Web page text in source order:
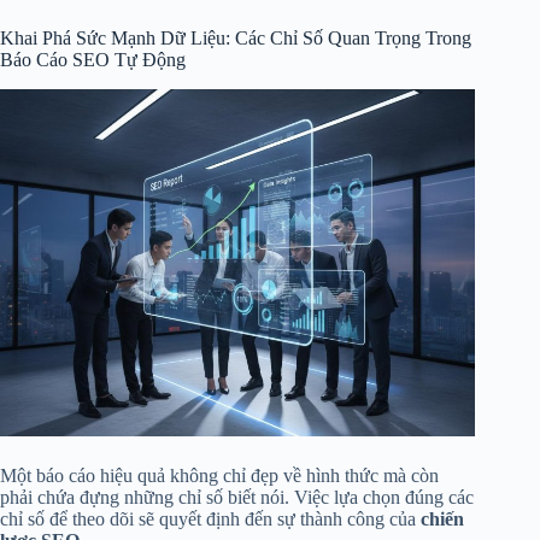
Khai Phá Sức Mạnh Dữ Liệu: Các Chỉ Số Quan Trọng Trong
Báo Cáo SEO Tự Động
Một báo cáo hiệu quả không chỉ đẹp về hình thức mà còn
phải chứa đựng những chỉ số biết nói. Việc lựa chọn đúng các
chỉ số để theo dõi sẽ quyết định đến sự thành công của chiến